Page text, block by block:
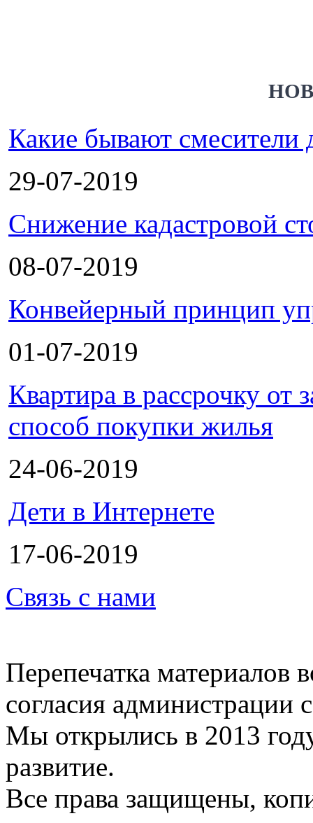
Какие бывают смесители
29-07-2019
Снижение кадастровой
08-07-2019
Конвейерный принцип
01-07-2019
Квартира в рассрочку
способ покупки жилья
24-06-2019
Дети в Интернете
17-06-2019
Связь с нами
Перепечатка материалов
согласия администрации
Мы открылись в 2013
развитие.
Все права защищены,